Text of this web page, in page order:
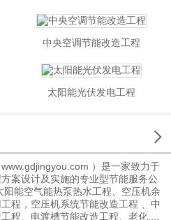
中央空调节能改造工程
太阳能光伏发电工程

）是一家致力于
案设计及实施的专业型节能服务公
能空气能热泵热水工程、空压机余
程，空压机系统节能改造工程 、中
程、电渡槽节能改造工程、老化....